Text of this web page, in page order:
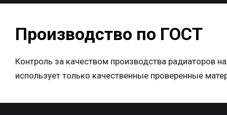
Производство по ГОСТ
Контроль за качеством производства радиаторов
использует только качественные проверенные